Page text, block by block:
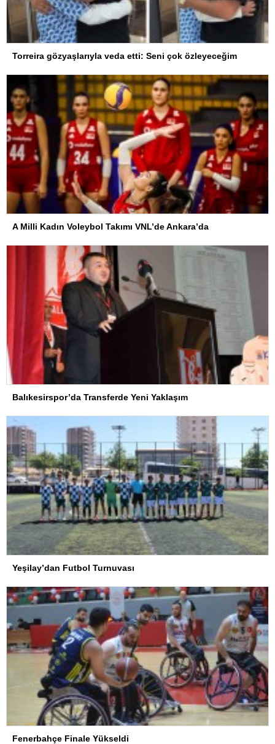
Torreira gözyaşlarıyla veda etti: Seni çok özleyeceğim
A Milli Kadın Voleybol Takımı VNL’de Ankara’da
Balıkesirspor’da Transferde Yeni Yaklaşım
Yeşilay’dan Futbol Turnuvası
Fenerbahçe Finale Yükseldi